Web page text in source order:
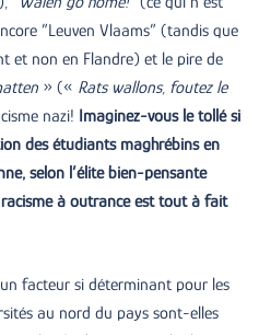
”Leuven Vlaams” (tandis que
et non en Flandre) et le pire de
» (« Rats wallons, foutez le
nazi! Imaginez-vous le tollé si
des étudiants maghrébins en
selon l’élite bien-pensante
à outrance est tout à fait
facteur si déterminant pour les
au nord du pays sont-elles